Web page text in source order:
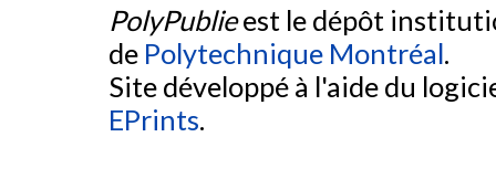
PolyPublieest le dépôt
de Polytechnique Montréal.
Site développé à l'aide du
EPrints.